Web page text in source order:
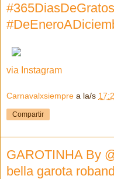
via Instagram
Carnavalxsiempre a la/s
Compartir
GAROTINHA By
bella garota